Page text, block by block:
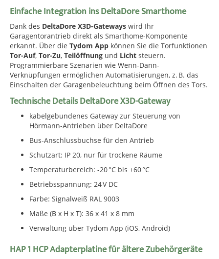
Einfache Integration ins DeltaDore Smarthome
Dank des DeltaDore X3D-Gateways wird Ihr
Garagentorantrieb direkt als Smarthome-Komponente
erkannt. Über die Tydom App können Sie die Torfunktionen
Tor-Auf, Tor-Zu, Teilöffnung und Licht steuern.
Programmierbare Szenarien wie Wenn-Dann-
Verknüpfungen ermöglichen Automatisierungen, z. B. das
Einschalten der Garagenbeleuchtung beim Öffnen des Tors.
Technische Details DeltaDore X3D-Gateway
kabelgebundenes Gateway zur Steuerung von
Hörmann-Antrieben über DeltaDore
Bus-Anschlussbuchse für den Antrieb
Schutzart: IP 20, nur für trockene Räume
Temperaturbereich: -20 °C bis +60 °C
Betriebsspannung: 24 V DC
Farbe: Signalweiß RAL 9003
Maße (B x H x T): 36 x 41 x 8 mm
Verwaltung über Tydom App (iOS, Android)
HAP 1 HCP Adapterplatine für ältere Zubehörgeräte